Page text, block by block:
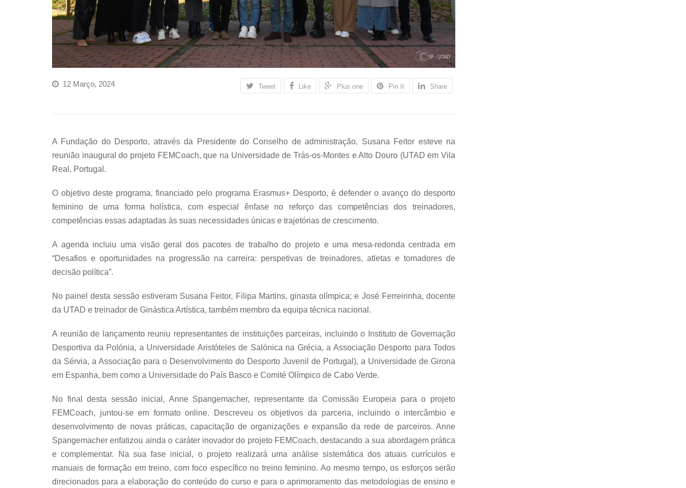
12 Março, 2024 Tweet Like Plus one Pin It Share
A Fundação do Desporto, através da Presidente do Conselho de administração, Susana Feitor esteve na
reunião inaugural do projeto FEMCoach, que na Universidade de Trás-os-Montes e Alto Douro (UTAD em Vila
Real, Portugal.
O objetivo deste programa, financiado pelo programa Erasmus+ Desporto, é defender o avanço do desporto
feminino de uma forma holística, com especial ênfase no reforço das competências dos treinadores,
competências essas adaptadas às suas necessidades únicas e trajetórias de crescimento.
A agenda incluiu uma visão geral dos pacotes de trabalho do projeto e uma mesa-redonda centrada em
“Desafios e oportunidades na progressão na carreira: perspetivas de treinadores, atletas e tomadores de
decisão política”.
No painel desta sessão estiveram Susana Feitor, Filipa Martins, ginasta olímpica; e José Ferreirinha, docente
da UTAD e treinador de Ginástica Artística, também membro da equipa técnica nacional.
A reunião de lançamento reuniu representantes de instituições parceiras, incluindo o Instituto de Governação
Desportiva da Polónia, a Universidade Aristóteles de Salónica na Grécia, a Associação Desporto para Todos
da Sérvia, a Associação para o Desenvolvimento do Desporto Juvenil de Portugal), a Universidade de Girona
em Espanha, bem como a Universidade do País Basco e Comité Olímpico de Cabo Verde.
No final desta sessão inicial, Anne Spangemacher, representante da Comissão Europeia para o projeto
FEMCoach, juntou-se em formato online. Descreveu os objetivos da parceria, incluindo o intercâmbio e
desenvolvimento de novas práticas, capacitação de organizações e expansão da rede de parceiros. Anne
Spangemacher enfatizou ainda o caráter inovador do projeto FEMCoach, destacando a sua abordagem prática
e complementar. Na sua fase inicial, o projeto realizará uma análise sistemática dos atuais currículos e
manuais de formação em treino, com foco específico no treino feminino. Ao mesmo tempo, os esforços serão
direcionados para a elaboração do conteúdo do curso e para o aprimoramento das metodologias de ensino e